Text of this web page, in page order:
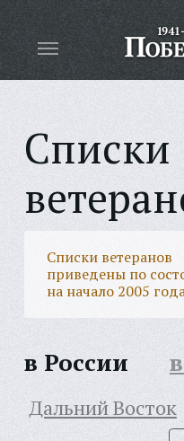
Списки
Списки ветеранов
приведены по
на начало 2005
в России
Дальний Восток